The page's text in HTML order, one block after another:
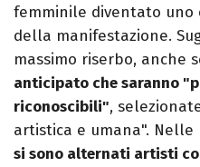
femminile diventato
della manifestazione.
massimo riserbo, anche
anticipato che saranno
riconoscibili",
artistica e umana".
si sono alternati artisti